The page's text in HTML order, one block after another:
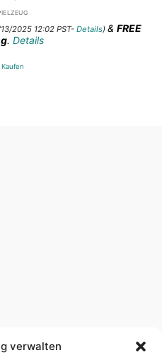
verwalten
2025 12:02 PST- Details) & FREE
. Details